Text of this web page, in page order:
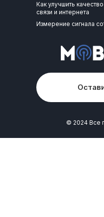
© 2024 Все
Как улучшить
связи и интернета
Измерение сигнала